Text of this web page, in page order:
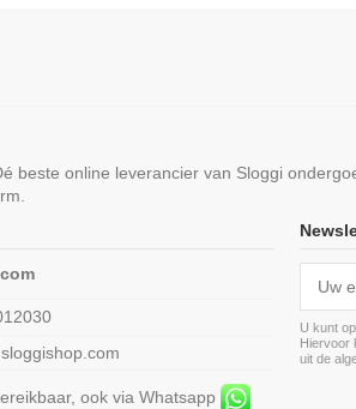
beste online leverancier van Sloggi
ook via Whatsapp
U kunt
Hiervoor
uit de